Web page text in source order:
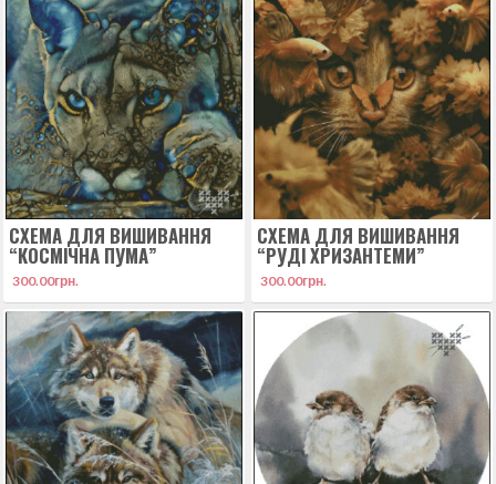
СХЕМА ДЛЯ ВИШИВАННЯ
“КОСМІЧНА ПУМА”
300.00грн.
СХЕМА ДЛЯ ВИШИВАННЯ
“РУДІ ХРИЗАНТЕМИ”
300.00грн.